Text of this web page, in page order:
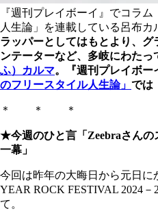
『週刊プレイボーイ』でコラ
人生論」を連載している呂布カ
ラッパーとしてはもとより、
ンテーターなど、多岐にわたっ
ふ）カルマ。『週刊プレイボー
のフリースタイル人生論」 では
＊ ＊ ＊
★今週のひと言「Zeebraさん
一幕」
今回は昨年の大晦日から元日に
YEAR ROCK FESTIVAL 2024
て。